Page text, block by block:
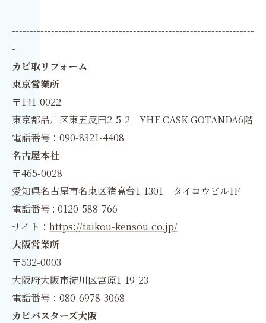
--------------------------------------------------------------------
-
カビ取リフォーム
東京営業所
〒141-0022
東京都品川区東五反田2-5-2 YHE CASK GOTANDA6階
電話番号：090-8321-4408
名古屋本社
〒465-0028
愛知県名古屋市名東区猪高台1-1301 タイコウビル1F
電話番号 : 0120-588-766
サイト： https://taikou-kensou.co.jp/
大阪営業所
〒532-0003
大阪府大阪市淀川区宮原1-19-23
電話番号：080-6978-3068
カビバスターズ大阪